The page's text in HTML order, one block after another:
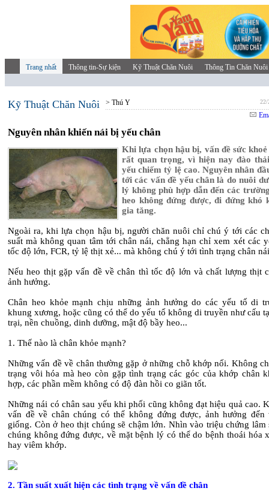
Trang nhất Thông tin-Sự kiện Kỹ Thuật Chăn Nuôi Thông Tin Chăn Nuôi
Kỹ Thuật Chăn Nuôi > Thú Y 22/
Nguyên nhân khiến nái bị yếu chân
Khi lựa chọn hậu bị, vấn đề sức khoẻ
rất quan trọng, vì hiện nay đào
yếu chiếm tỷ lệ cao. Nguyên nhân
tới các vấn đề yếu chân là do nuôi
lý không phù hợp dẫn đến các
heo không đứng được, đi đứng khó
gia tăng.
Ngoài ra, khi lựa chọn hậu bị, người chăn nuôi chỉ chú ý tới các
suất mà không quan tâm tới chân nái, chẳng hạn chỉ xem xét các
tốc độ lớn, FCR, tỷ lệ thịt xẻ... mà không chú ý tới tình trạng chân
Nếu heo thịt gặp vấn đề về chân thì tốc độ lớn và chất lượng thịt
ảnh hưởng.
Chân heo khỏe mạnh chịu những ảnh hưởng do các yếu tố di
khung xương, hoặc cũng có thể do yếu tố không di truyền như cấu
trại, nền chuồng, dinh dưỡng, mật độ bầy heo...
1. Thế nào là chân khỏe mạnh?
Những vấn đề về chân thường gặp ở những chỗ khớp nối. Không
trạng vôi hóa mà heo còn gặp tình trạng các góc của khớp chân
hợp, các phần mềm không có độ đàn hồi co giãn tốt.
Những nái có chân sau yếu khi phối cũng không đạt hiệu quả cao.
vấn đề về chân chúng có thể không đứng được, ảnh hưởng đến
giống. Còn ở heo thịt chúng sẽ chậm lớn. Nhìn vào triệu chứng lâm
chúng không đứng được, về mặt bệnh lý có thể do bệnh thoái hóa
hay viêm khớp.
2. Tần suất xuất hiện các tình trạng về vấn đề chân